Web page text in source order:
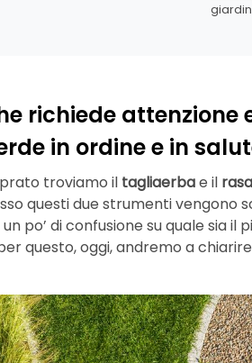
richiede attenzione
in ordine e in
troviamo il tagliaerbae il
questi due strumenti vengono
po’ di confusione su quale sia
questo, oggi, andremo a